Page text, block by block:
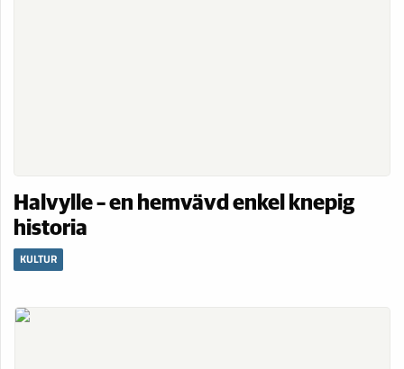
Halvylle – en hemvävd enkel knepig
historia
KULTUR